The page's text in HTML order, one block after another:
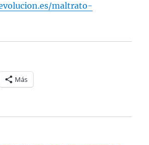
maltrato-
Más